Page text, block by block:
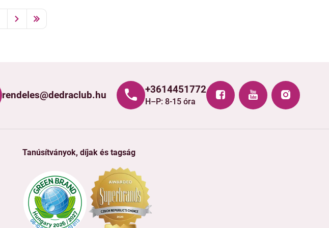
rendeles@dedraclub.hu +3614451772
H–P: 8-15 óra
Tanúsítványok, díjak és tagság